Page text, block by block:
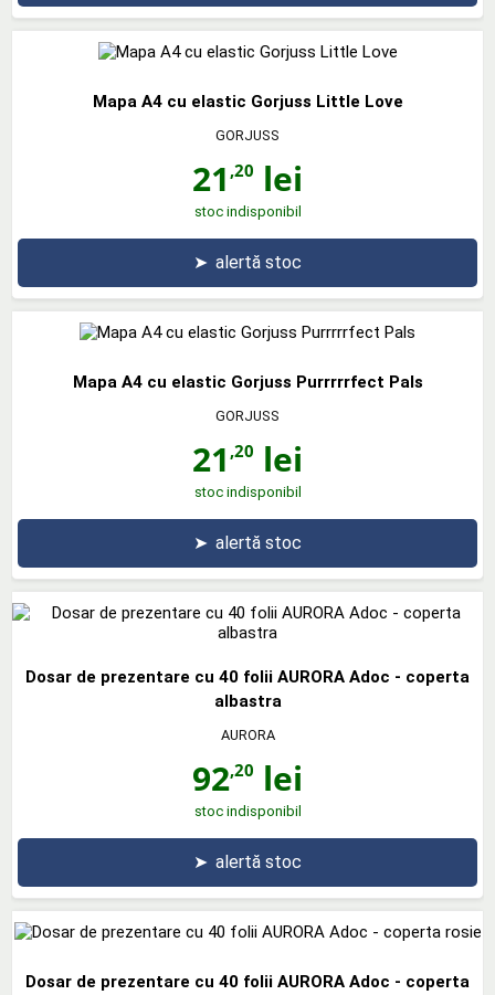
Mapa A4 cu elastic Gorjuss Little Love
GORJUSS
21 ,20 lei
stoc indisponibil
➤ alertă stoc
Mapa A4 cu elastic Gorjuss Purrrrrfect Pals
GORJUSS
21 ,20 lei
stoc indisponibil
➤ alertă stoc
Dosar de prezentare cu 40 folii AURORA Adoc - coperta
albastra
AURORA
92,20 lei
stoc indisponibil
➤ alertă stoc
Dosar de prezentare cu 40 folii AURORA Adoc - coperta